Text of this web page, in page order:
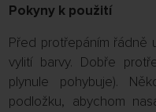
Pokyny k použití
Před protřepáním řádně
vylití barvy. Dobře
plynule pohybuje).
podložku, abychom